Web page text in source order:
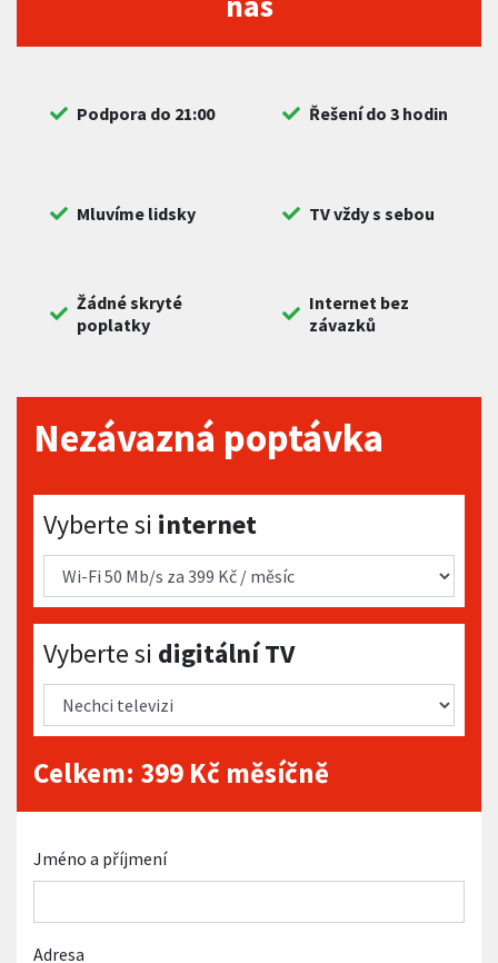
Podpora do 21:00 Řešení do 3 hodin
Mluvíme lidsky TV vždy s sebou
Žádné skryté
poplatky
Internet bez
závazků
Nezávazná poptávka
Vyberte si internet
Vyberte si internet
Vyberte si digitální TV
Vyberte si digitální TV
Celkem: 399 Kč měsíčně
Jméno a příjmení
Adresa